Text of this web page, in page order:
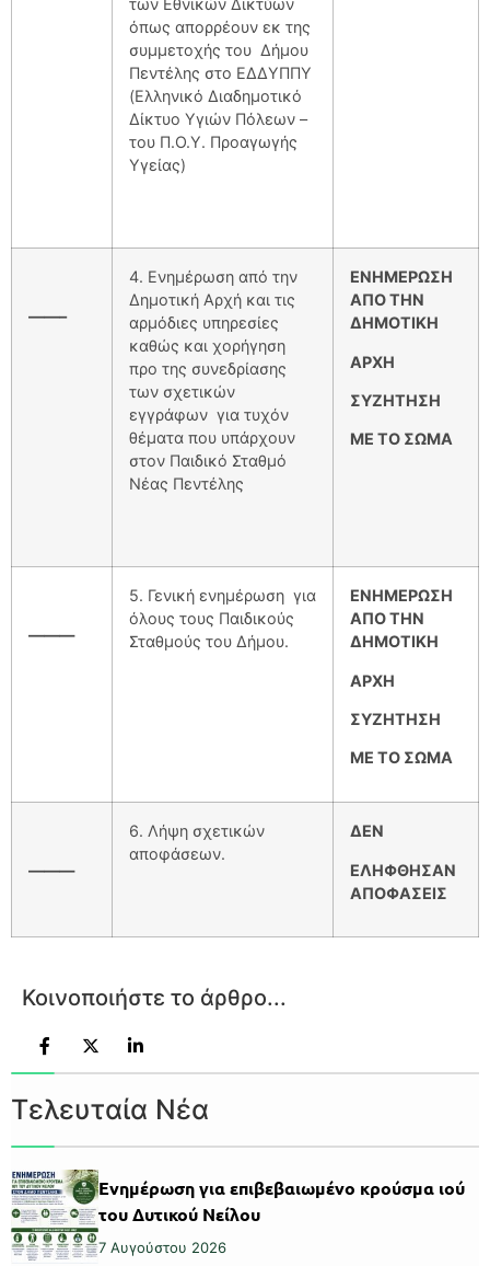
των Εθνικών Δικτύων
όπως απορρέουν εκ της
συμμετοχής του Δήμου
Πεντέλης στο ΕΔΔΥΠΠΥ
(Ελληνικό Διαδημοτικό
Δίκτυο Υγιών Πόλεων –
του Π.Ο.Υ. Προαγωγής
Υγείας)
——–
4. Ενημέρωση από την
Δημοτική Αρχή και τις
αρμόδιες υπηρεσίες
καθώς και χορήγηση
προ της συνεδρίασης
των σχετικών
εγγράφων για τυχόν
θέματα που υπάρχουν
στον Παιδικό Σταθμό
Νέας Πεντέλης
ΕΝΗΜΕΡΩΣΗ
ΑΠΟ ΤΗΝ
ΔΗΜΟΤΙΚΗ
ΑΡΧΗ
ΣΥΖΗΤΗΣΗ
ΜΕ ΤΟ ΣΩΜΑ
———
5. Γενική ενημέρωση για
όλους τους Παιδικούς
Σταθμούς του Δήμου.
ΕΝΗΜΕΡΩΣΗ
ΑΠΟ ΤΗΝ
ΔΗΜΟΤΙΚΗ
ΑΡΧΗ
ΣΥΖΗΤΗΣΗ
ΜΕ ΤΟ ΣΩΜΑ
———
6. Λήψη σχετικών
αποφάσεων.
ΔΕΝ
ΕΛΗΦΘΗΣΑΝ
ΑΠΟΦΑΣΕΙΣ
Κοινοποιήστε το άρθρο...
Τελευταία Νέα
Ενημέρωση για επιβεβαιωμένο κρούσμα ιού
του Δυτικού Νείλου
7 Αυγούστου 2026